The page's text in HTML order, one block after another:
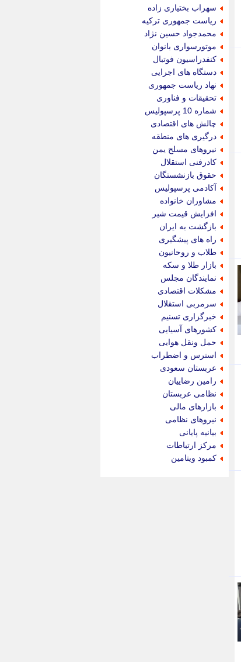
سهراب بختیاری زاده
ریاست جمهوری ترکیه
محمدجواد حسین نژاد
موتورسواری بانوان
کنفدراسیون فوتبال
دستگاه های اجرایی
نهاد ریاست جمهوری
تحقیقات و فناوری
شماره 10 پرسپولیس
چالش های اقتصادی
درگیری های منطقه
نیروهای مسلح یمن
کادرفنی استقلال
حقوق بازنشستگان
آکادمی پرسپولیس
مشاوران خانواده
افزایش قیمت شیر
بازگشت به ایران
راه های پیشگیری
طلاب و روحانیون
بازار طلا و سکه
نمایندگان مجلس
مشکلات اقتصادی
سرمربی استقلال
خبرگزاری تسنیم
کشورهای آسیایی
حمل ونقل هوایی
استرس و اضطراب
عربستان سعودی
رامین رضاییان
نظامی عربستان
بازارهای مالی
نیروهای نظامی
بیانیه پایانی
مرکز ارتباطات
کمبود ویتامین